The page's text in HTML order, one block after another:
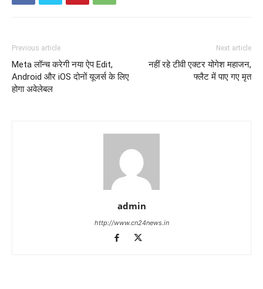
Previous article
Meta लॉन्च करेगी नया ऐप Edit,
Android और iOS दोनों यूजर्स के लिए
होगा अवेलेबल
Next article
नहीं रहे टीवी एक्टर योगेश महाजन,
फ्लैट में पाए गए मृत
admin
http://www.cn24news.in